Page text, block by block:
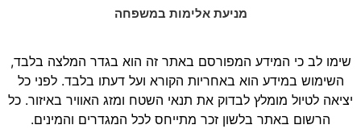
מניעת אלימות במשפחה
שימו לב כי המידע המפורסם באתר זה הוא בגדר המלצה בלבד,
השימוש במידע הוא באחריות הקורא ועל דעתו בלבד. לפני כל
יציאה לטיול מומלץ לבדוק את תנאי השטח ומזג האוויר באיזור. כל
הרשום באתר בלשון זכר מתייחס לכל המגדרים והמינים.